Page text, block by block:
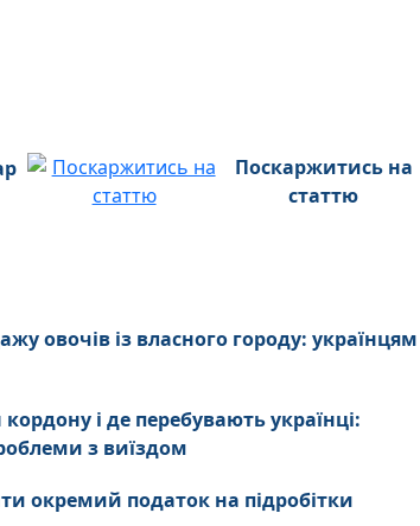
Поскаржитись на
статтю
овочів із власного городу: українцям
і де перебувають українці:
з виїздом
окремий податок на підробітки